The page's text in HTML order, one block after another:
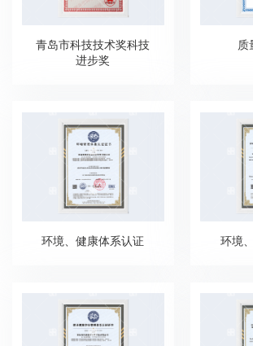
青岛市科技技术奖科技
进步奖
质
环境、健康体系认证 环境